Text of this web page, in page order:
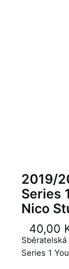
2019/
Series
Nico
40,00
Series 1